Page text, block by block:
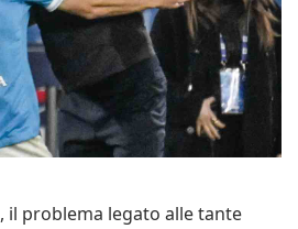
, il problema legato alle tante